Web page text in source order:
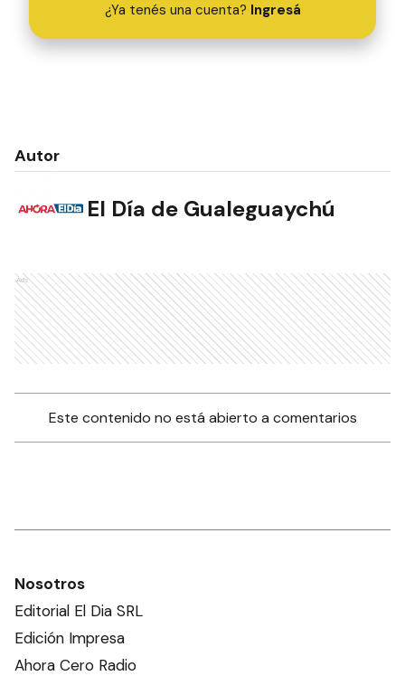
¿Ya tenés una cuenta? Ingresá
Autor
El Día de Gualeguaychú
Ads
Este contenido no está abierto a comentarios
Nosotros
Editorial El Dia SRL
Edición Impresa
Ahora Cero Radio